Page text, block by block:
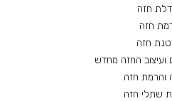
חזה
חזה
חזה
החזה מחדש
והרמת חזה
שתלי חזה